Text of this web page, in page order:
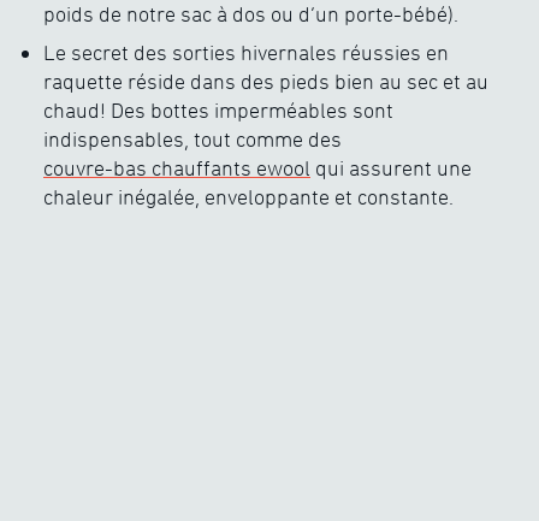
poids de notre sac à dos ou d’un porte-bébé).
Le secret des sorties hivernales réussies en
raquette réside dans des pieds bien au sec et au
chaud! Des bottes imperméables sont
indispensables, tout comme des
couvre-bas chauffants ewool qui assurent une
chaleur inégalée, enveloppante et constante.